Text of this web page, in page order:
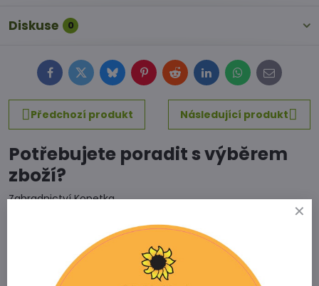
Diskuse 0
FacebookTwitterBlueskyPinterestRedditLinkedInWhatsApp
E-
mail
Předchozí produkt
Následující produkt
Potřebujete poradit s výběrem
zboží?
Zahradnictví Kopetka
671 75 Loděnice u Moravského Krumlova
Telefon
+420 731 103 985